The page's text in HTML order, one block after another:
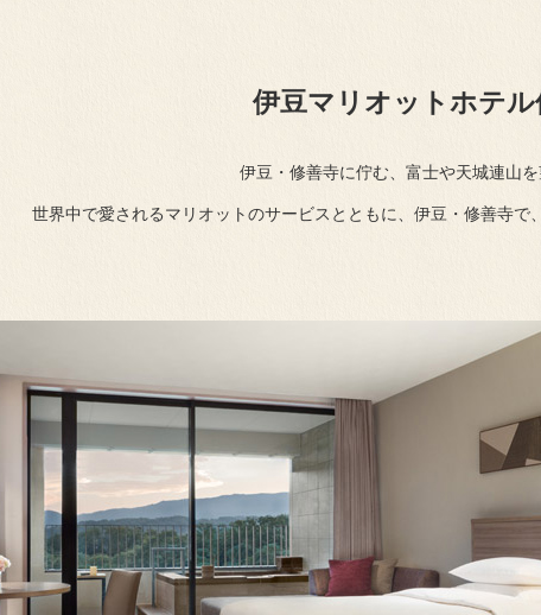
伊豆マリオットホテ
伊豆・修善寺に佇む、富士や天城連山
世界中で愛されるマリオットのサービスとともに、伊豆・修善寺で